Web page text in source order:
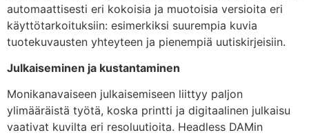
automaattisesti eri kokoisia ja muotoisia versioita eri
käyttötarkoituksiin: esimerkiksi suurempia kuvia
tuotekuvausten yhteyteen ja pienempiä uutiskirjeisiin.
Julkaiseminen ja kustantaminen
Monikanavaiseen julkaisemiseen liittyy paljon
ylimääräistä työtä, koska printti ja digitaalinen julkaisu
vaativat kuvilta eri resoluutioita. Headless DAMin